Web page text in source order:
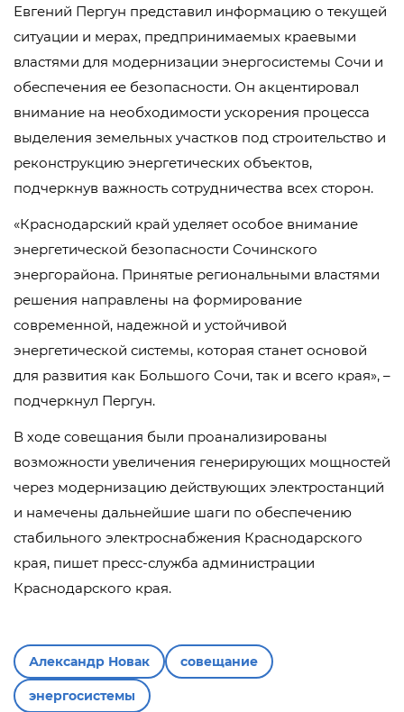
Евгений Пергун представил информацию о текущей
ситуации и мерах, предпринимаемых краевыми
властями для модернизации энергосистемы Сочи и
обеспечения ее безопасности. Он акцентировал
внимание на необходимости ускорения процесса
выделения земельных участков под строительство и
реконструкцию энергетических объектов,
подчеркнув важность сотрудничества всех сторон.
«Краснодарский край уделяет особое внимание
энергетической безопасности Сочинского
энергорайона. Принятые региональными властями
решения направлены на формирование
современной, надежной и устойчивой
энергетической системы, которая станет основой
для развития как Большого Сочи, так и всего края», –
подчеркнул Пергун.
В ходе совещания были проанализированы
возможности увеличения генерирующих мощностей
через модернизацию действующих электростанций
и намечены дальнейшие шаги по обеспечению
стабильного электроснабжения Краснодарского
края, пишет пресс-служба администрации
Краснодарского края.
Александр Новак совещание
энергосистемы